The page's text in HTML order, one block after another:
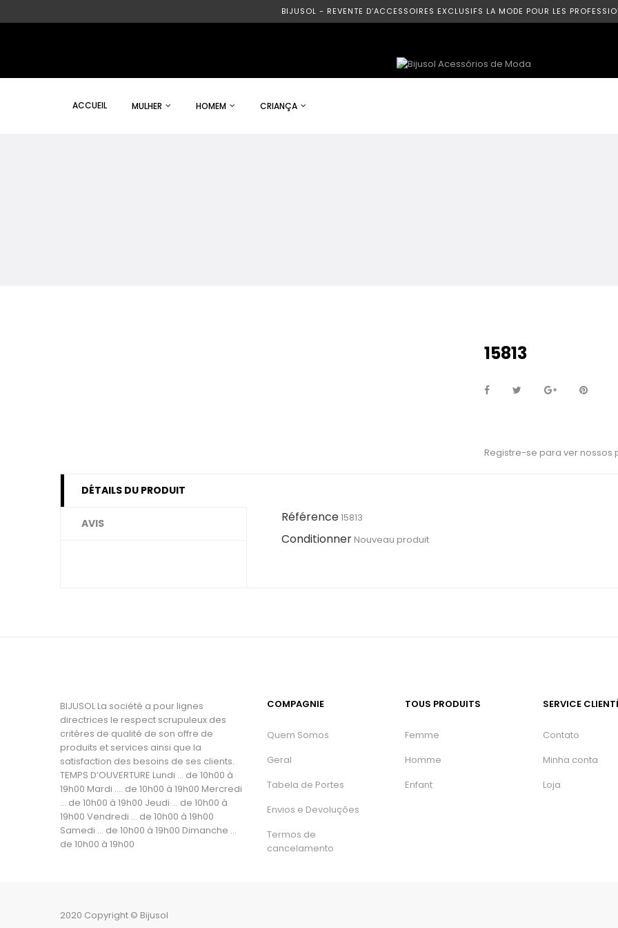
BIJUSOL - REVENTE D’ACCESSOIRES EXCLUSIFS LA MODE POUR LES
ACCUEIL MULHER HOMEM CRIANÇA
15813
Registre-se para ver nossos
DÉTAILS DU PRODUIT
AVIS Référence15813
Conditionner Nouveau produit
BIJUSOL La société a pour lignes
directrices le respect scrupuleux des
critères de qualité de son offre de
produits et services ainsi que la
satisfaction des besoins de ses clients.
TEMPS D’OUVERTURE Lundi ... de 10h00 à
19h00 Mardi .... de 10h00 à 19h00 Mercredi
... de 10h00 à 19h00 Jeudi ... de 10h00 à
19h00 Vendredi ... de 10h00 à 19h00
Samedi ... de 10h00 à 19h00 Dimanche ...
de 10h00 à 19h00
COMPAGNIE
Quem Somos
Geral
Tabela de Portes
Envios e Devoluções
Termos de
cancelamento
TOUS PRODUITS
Femme
Homme
Enfant
SERVICE
Contato
Minha conta
Loja
2020 Copyright © Bijusol